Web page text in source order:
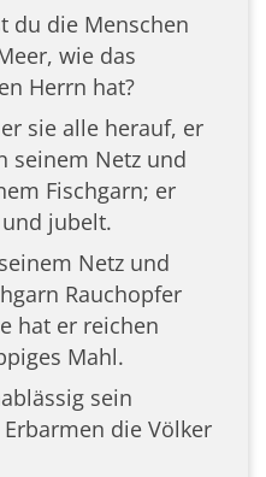
du die Menschen
wie das
Herrn hat?
sie alle herauf, er
seinem Netz und
Fischgarn; er
jubelt.
Netz und
Rauchopfer
hat er reichen
Mahl.
sein
die Völker